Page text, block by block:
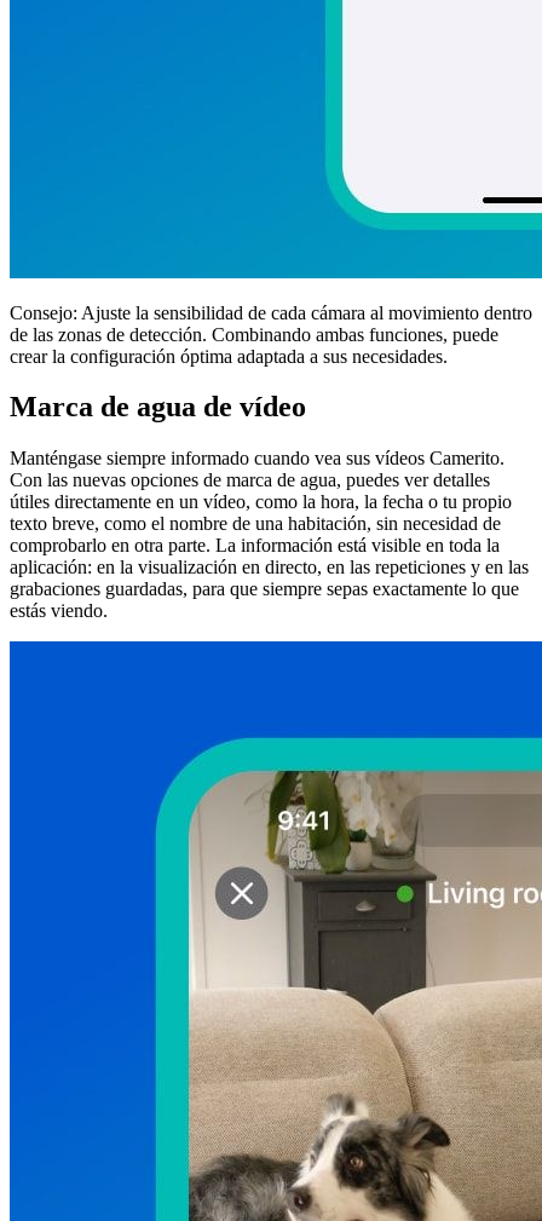
Consejo: Ajuste la sensibilidad de cada cámara al movimiento dentro
de las zonas de detección. Combinando ambas funciones, puede
crear la configuración óptima adaptada a sus necesidades.
Marca de agua de vídeo
Manténgase siempre informado cuando vea sus vídeos Camerito.
Con las nuevas opciones de marca de agua, puedes ver detalles
útiles directamente en un vídeo, como la hora, la fecha o tu propio
texto breve, como el nombre de una habitación, sin necesidad de
comprobarlo en otra parte. La información está visible en toda la
aplicación: en la visualización en directo, en las repeticiones y en las
grabaciones guardadas, para que siempre sepas exactamente lo que
estás viendo.